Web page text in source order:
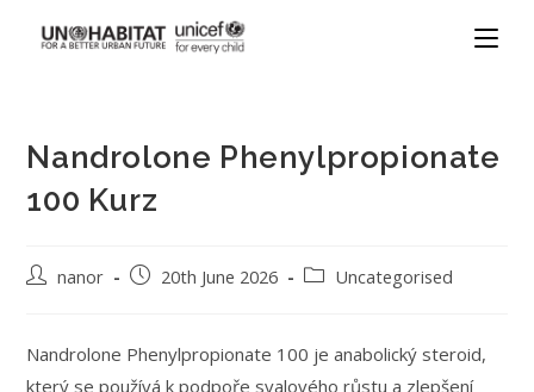
Nandrolone Phenylpropionate
100 Kurz
nanor 20th June 2026 Uncategorised
Nandrolone Phenylpropionate 100 je anabolický steroid,
který se používá k podpoře svalového růstu a zlepšení